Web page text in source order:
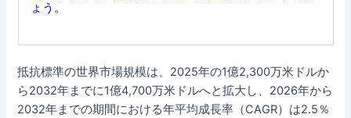
ょう。
抵抗標準の世界市場規模は、2025年の1億2,300万米ドルか
ら2032年までに1億4,700万米ドルへと拡大し、2026年から
2032年までの期間における年平均成長率（CAGR）は2.5％